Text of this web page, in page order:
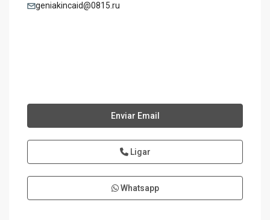
geniakincaid@0815.ru
Enviar Email
Ligar
Whatsapp